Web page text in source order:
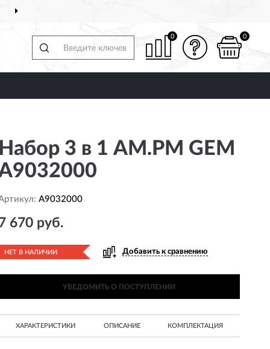
0 0
3 в 1 AM.PM GEM
A9032000
670 руб.
НЕТ В НАЛИЧИИ Добавить к сравнению
УВЕДОМИТЬ О ПОСТУПЛЕНИИ
ХАРАКТЕРИСТИКИ ОПИСАНИЕ КОМПЛЕКТАЦИЯ